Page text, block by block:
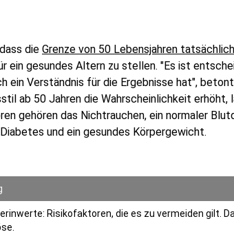
die Grenze von 50 Lebensjahren
ein gesundes Altern zu stellen. "Es ist
ein Verständnis für die Ergebnisse hat",
ab 50 Jahren die Wahrscheinlichkeit erhöht,
gehören das Nichtrauchen, ein normaler
und ein gesundes Körpergewicht.
Risikofaktoren, die es zu vermeiden gilt.